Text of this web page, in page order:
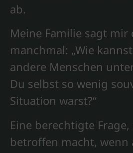
ab.
Meine Familie sagt mir
manchmal: „Wie
andere Menschen
Du selbst so wenig
Situation warst?“
Eine berechtigte
betroffen macht, wenn